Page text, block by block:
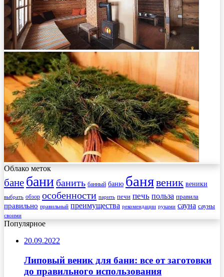
Облако меток
бане бани банить банный баню банявеник веники
выбрать обзор особенности парить печи печь польза правила
правильно правильный преимущества рекомендации руками сауна сауны
своими
Популярное
20.09.2022
Липовый веник для бани: все от заготовки
до правильного использования